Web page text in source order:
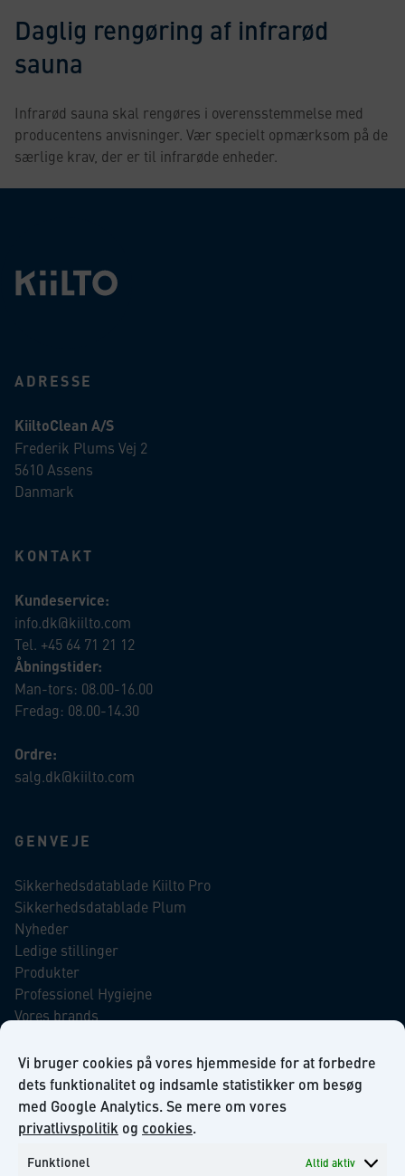
Vi bruger cookies på vores hjemmeside for at forbedre
dets funktionalitet og indsamle statistikker om besøg
med Google Analytics. Se mere om vores
privatlivspolitik og cookies.
Funktionel Altid aktiv
Daglig rengøring af infrarød
sauna
Infrarød sauna skal rengøres i overensstemmelse med
producentens anvisninger. Vær specielt opmærksom på de
særlige krav, der er til infrarøde enheder.
ADRESSE
KiiltoClean A/S
Frederik Plums Vej 2
5610 Assens
Danmark
KONTAKT
Kundeservice:
info.dk@kiilto.com
Tel. +45 64 71 21 12
Åbningstider:
Man-tors: 08.00-16.00
Fredag: 08.00-14.30
Ordre:
salg.dk@kiilto.com
GENVEJE
Sikkerhedsdatablade Kiilto Pro
Sikkerhedsdatablade Plum
Nyheder
Ledige stillinger
Produkter
Professionel Hygiejne
Vores brands
Our Promise to the Environment
INFORMATION
Om KiiltoClean A/S